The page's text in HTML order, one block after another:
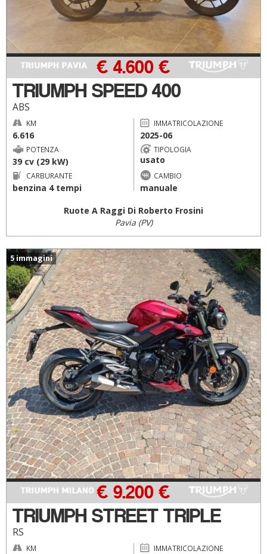
TRIUMPH SPEED 400
ABS
€ 4.600 €
KM
6.616
IMMATRICOLAZIONE
2025-06
POTENZA
39 cv (29 kW)
TIPOLOGIA
usato
CARBURANTE
benzina 4 tempi
CAMBIO
manuale
Ruote A Raggi Di Roberto Frosini
Pavia (PV)
5 immagini
TRIUMPH STREET TRIPLE
RS
€ 9.200 €
KM IMMATRICOLAZIONE